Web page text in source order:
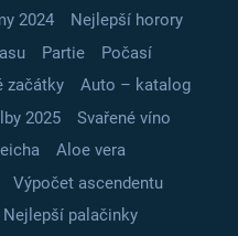
2024
Nejlepší horory
Partie
Počasí
začátky
Auto – katalog
2025
Svařené víno
Aloe vera
Výpočet ascendentu
Nejlepší palačinky